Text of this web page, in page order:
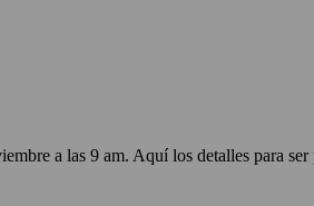
a las 9 am. Aquí los detalles para ser